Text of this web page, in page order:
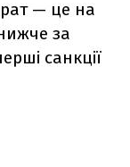
— це на
за
санкції